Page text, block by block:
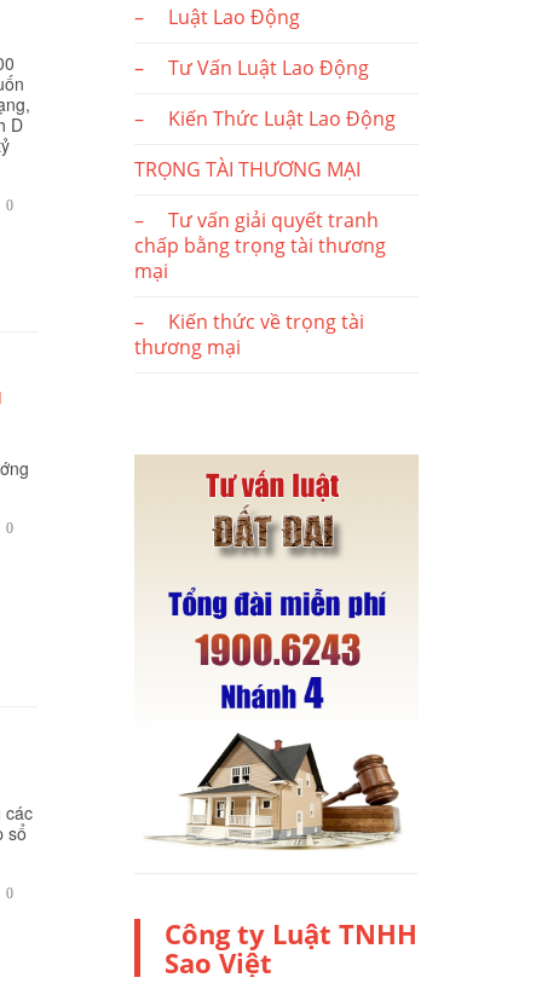
D
0BÌNH
0BÌNH
các
sổ
0BÌNH
– Luật Lao Động
– Tư Vấn Luật Lao Động
– Kiến Thức Luật Lao Động
TRỌNG TÀI THƯƠNG MẠI
– Tư vấn giải quyết tranh
chấp bằng trọng tài thương
mại
– Kiến thức về trọng tài
thương mại
Công ty Luật TNHH
Sao Việt